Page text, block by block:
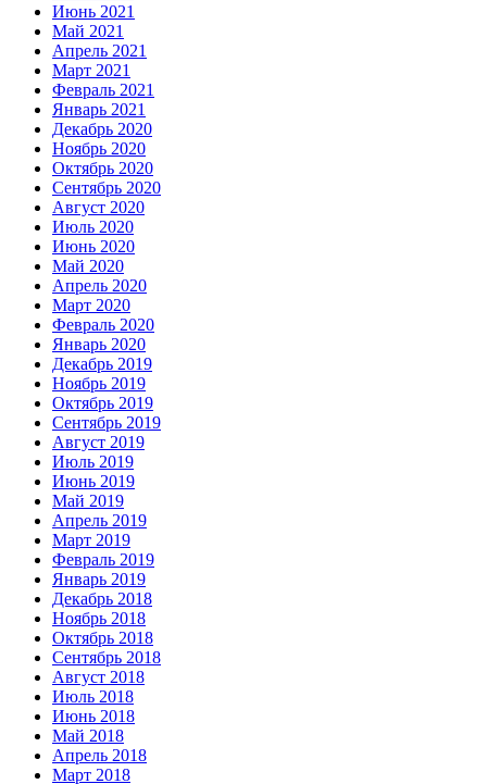
Июнь 2021
Май 2021
Апрель 2021
Март 2021
Февраль 2021
Январь 2021
Декабрь 2020
Ноябрь 2020
Октябрь 2020
Сентябрь 2020
Август 2020
Июль 2020
Июнь 2020
Май 2020
Апрель 2020
Март 2020
Февраль 2020
Январь 2020
Декабрь 2019
Ноябрь 2019
Октябрь 2019
Сентябрь 2019
Август 2019
Июль 2019
Июнь 2019
Май 2019
Апрель 2019
Март 2019
Февраль 2019
Январь 2019
Декабрь 2018
Ноябрь 2018
Октябрь 2018
Сентябрь 2018
Август 2018
Июль 2018
Июнь 2018
Май 2018
Апрель 2018
Март 2018